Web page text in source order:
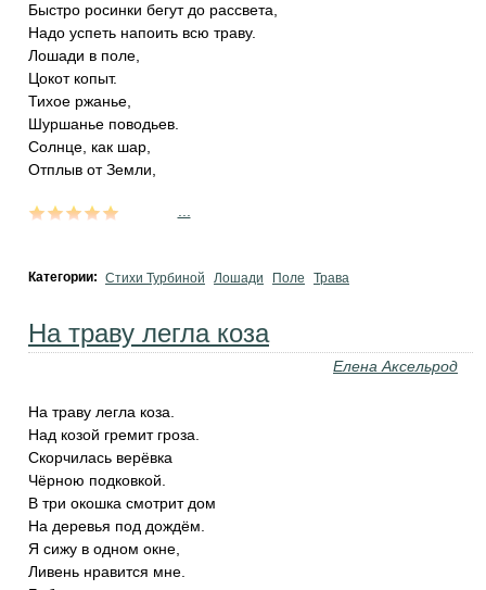
Быстро росинки бегут до рассвета,
Надо успеть напоить всю траву.
Лошади в поле,
Цокот копыт.
Тихое ржанье,
Шуршанье поводьев.
Солнце, как шар,
Отплыв от Земли,
Категории: Стихи Турбиной Лошади Поле Трава
На траву легла коза
Елена Аксельрод
На траву легла коза.
Над козой гремит гроза.
Скорчилась верёвка
Чёрною подковкой.
В три окошка смотрит дом
На деревья под дождём.
Я сижу в одном окне,
Ливень нравится мне.